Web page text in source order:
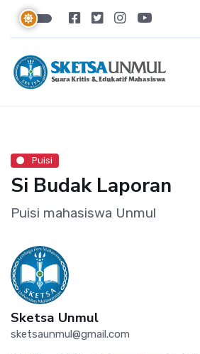
Puisi
Si Budak Laporan
Puisi mahasiswa Unmul
Sketsa Unmul
sketsaunmul@gmail.com